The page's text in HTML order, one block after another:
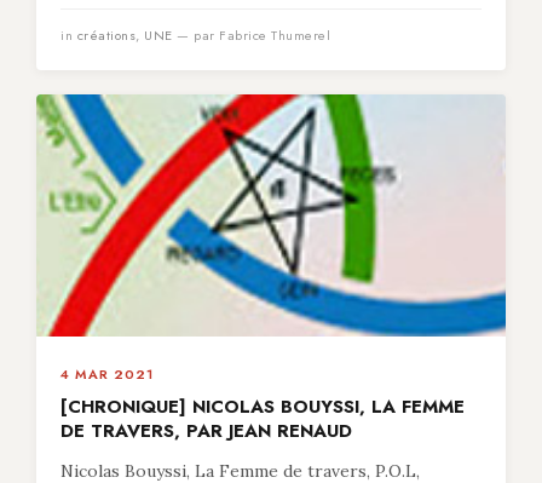
in créations, UNE — par Fabrice Thumerel
4 MAR 2021
[CHRONIQUE] NICOLAS BOUYSSI, LA FEMME
DE TRAVERS, PAR JEAN RENAUD
Nicolas Bouyssi, La Femme de travers, P.O.L,